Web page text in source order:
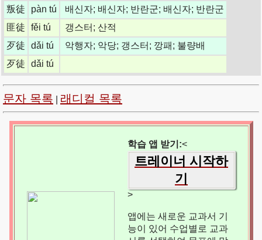
叛徒 pàn tú
배신자; 배신자; 반란군; 배신자; 반란군
匪徒
fěi tú
갱스터; 산적
歹徒
dǎi tú
악행자; 악당; 갱스터; 깡패; 불량배
歹徒
dǎi tú
문자 목록 래디컬 목록
학습 앱 받기:<
트레이너 시작하
기
>
앱에는 새로운 교과서 기
능이 있어 수업별로 교과